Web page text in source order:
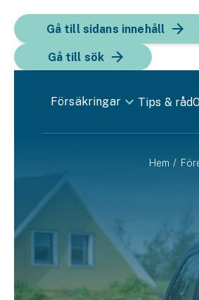
Gå till sidans innehåll
Gå till sök
Försäkringar Tips & råd
Bilförsäkring för företag
Fordon
Snöskoterförsäkring
Hem